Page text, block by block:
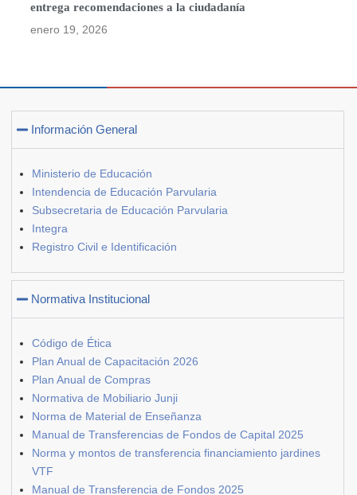
entrega recomendaciones a la ciudadanía
enero 19, 2026
Información General
Ministerio de Educación
Intendencia de Educación Parvularia
Subsecretaria de Educación Parvularia
Integra
Registro Civil e Identificación
Normativa Institucional
Código de Ética
Plan Anual de Capacitación 2026
Plan Anual de Compras
Normativa de Mobiliario Junji
Norma de Material de Enseñanza
Manual de Transferencias de Fondos de Capital 2025
Norma y montos de transferencia financiamiento jardines
VTF
Manual de Transferencia de Fondos 2025